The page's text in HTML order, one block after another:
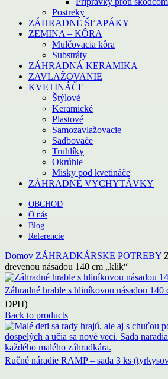
Postreky
ZÁHRADNÉ ŠĽAPÁKY
ZEMINA – KÔRA
Mulčovacia kôra
Substráty
ZÁHRADNÁ KERAMIKA
ZAVLAŽOVANIE
KVETINÁČE
Štýlové
Keramické
Plastové
Samozavlažovacie
Sadbovače
Truhlíky
Okrúhle
Misky pod kvetináče
ZÁHRADNÉ VYCHYTÁVKY
OBCHOD
O nás
Blog
Referencie
Domov ZÁHRADKÁRSKE POTREBY
drevenou násadou 140 cm „klik“
Záhradné hrable s hliníkovou násadou 140
DPH)
Back to products
Ručné náradie RAMP – sada 3 ks